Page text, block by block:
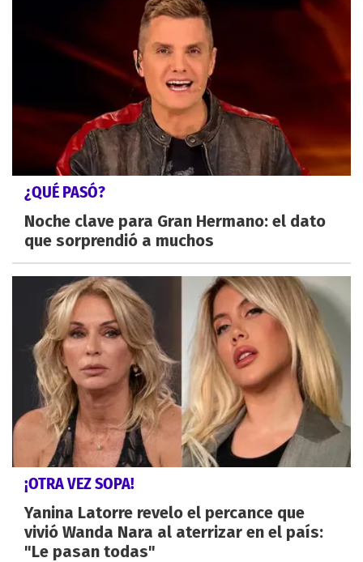
¿QUÉ PASÓ?
Noche clave para Gran Hermano: el dato
que sorprendió a muchos
¡OTRA VEZ SOPA!
Yanina Latorre revelo el percance que
vivió Wanda Nara al aterrizar en el país:
"Le pasan todas"